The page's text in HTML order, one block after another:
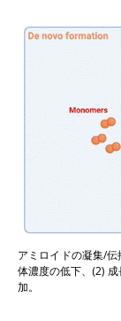
アミロイドの凝集/
体濃度の低下、(2)
加。